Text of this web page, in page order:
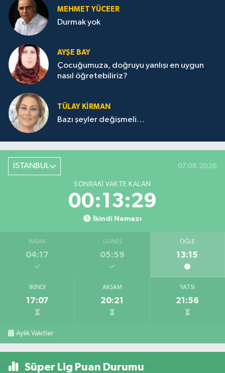
MEHMET YÜCEER
Durmak yok
AYŞE BAY
Çocuğumuza, doğruyu yanlışı en uygun
nasıl öğretebiliriz?
TÜLAY KİRMAN
Bazı şeyler değişmeli…
İSTANBUL 07.08.2026
SONRAKI VAKTE KALAN
00:13:29
İkindi Namazı
İMSAK
04:17
GÜNEŞ
05:59
ÖĞLE
13:15
İKINDI
17:07
AKŞAM
20:21
YATSI
21:56
Aylık Vakitler
Süper Lig Puan Durumu